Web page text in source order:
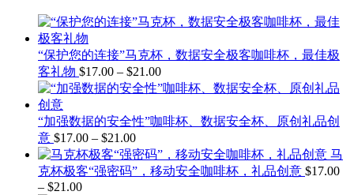
“保护您的连接”马克杯，数据安全极客咖啡杯，最佳极
客礼物 $17.00 – $21.00价
格
围：
至
$21.00
“加强数据的安全性”咖啡杯、数据安全杯、原创礼品创
意 $17.00 – $21.00价
格
范
马
克杯极客“强密码”，移动安全咖啡杯，礼品创意 $17.00
– $21.00价